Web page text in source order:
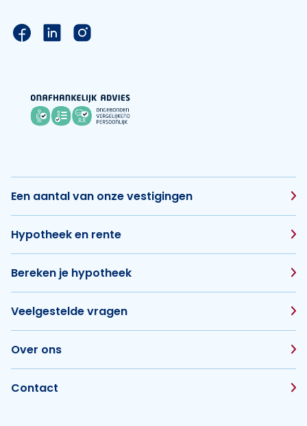
Link naar de Facebook pagina van Hypotheek
Link naar de LinkedIn pagina van
Link naar de Instagram pagina van
Een aantal van onze vestigingen
Hypotheek en rente
Bereken je hypotheek
Veelgestelde vragen
Over ons
Contact